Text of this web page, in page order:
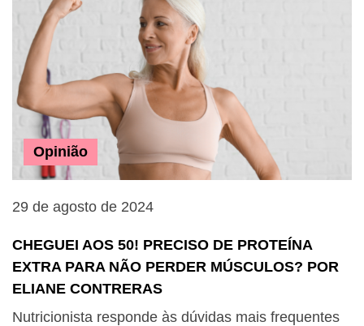
Opinião
29 de agosto de 2024
CHEGUEI AOS 50! PRECISO DE PROTEÍNA
EXTRA PARA NÃO PERDER MÚSCULOS? POR
ELIANE CONTRERAS
Nutricionista responde às dúvidas mais frequentes